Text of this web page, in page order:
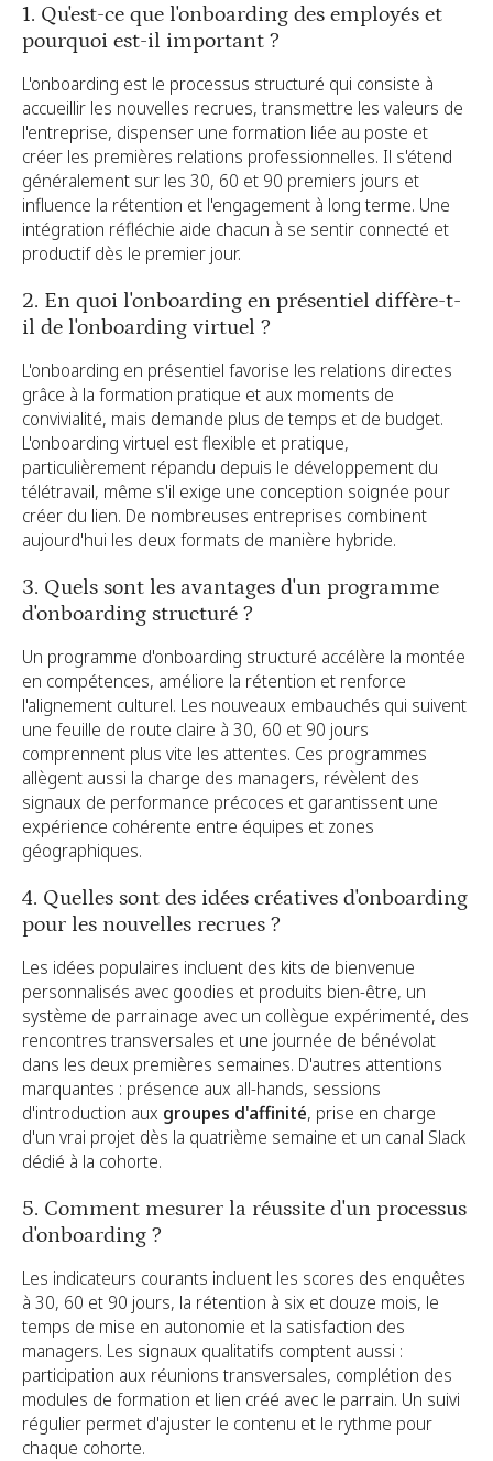
1. Qu'est-ce que l'onboarding des employés et
pourquoi est-il important ?
L'onboarding est le processus structuré qui consiste à
accueillir les nouvelles recrues, transmettre les valeurs de
l'entreprise, dispenser une formation liée au poste et
créer les premières relations professionnelles. Il s'étend
généralement sur les 30, 60 et 90 premiers jours et
influence la rétention et l'engagement à long terme. Une
intégration réfléchie aide chacun à se sentir connecté et
productif dès le premier jour.
2. En quoi l'onboarding en présentiel diffère-t-
il de l'onboarding virtuel ?
L'onboarding en présentiel favorise les relations directes
grâce à la formation pratique et aux moments de
convivialité, mais demande plus de temps et de budget.
L'onboarding virtuel est flexible et pratique,
particulièrement répandu depuis le développement du
télétravail, même s'il exige une conception soignée pour
créer du lien. De nombreuses entreprises combinent
aujourd'hui les deux formats de manière hybride.
3. Quels sont les avantages d'un programme
d'onboarding structuré ?
Un programme d'onboarding structuré accélère la montée
en compétences, améliore la rétention et renforce
l'alignement culturel. Les nouveaux embauchés qui suivent
une feuille de route claire à 30, 60 et 90 jours
comprennent plus vite les attentes. Ces programmes
allègent aussi la charge des managers, révèlent des
signaux de performance précoces et garantissent une
expérience cohérente entre équipes et zones
géographiques.
4. Quelles sont des idées créatives d'onboarding
pour les nouvelles recrues ?
Les idées populaires incluent des kits de bienvenue
personnalisés avec goodies et produits bien-être, un
système de parrainage avec un collègue expérimenté, des
rencontres transversales et une journée de bénévolat
dans les deux premières semaines. D'autres attentions
marquantes : présence aux all-hands, sessions
d'introduction aux groupes d'affinité, prise en charge
d'un vrai projet dès la quatrième semaine et un canal Slack
dédié à la cohorte.
5. Comment mesurer la réussite d'un processus
d'onboarding ?
Les indicateurs courants incluent les scores des enquêtes
à 30, 60 et 90 jours, la rétention à six et douze mois, le
temps de mise en autonomie et la satisfaction des
managers. Les signaux qualitatifs comptent aussi :
participation aux réunions transversales, complétion des
modules de formation et lien créé avec le parrain. Un suivi
régulier permet d'ajuster le contenu et le rythme pour
chaque cohorte.